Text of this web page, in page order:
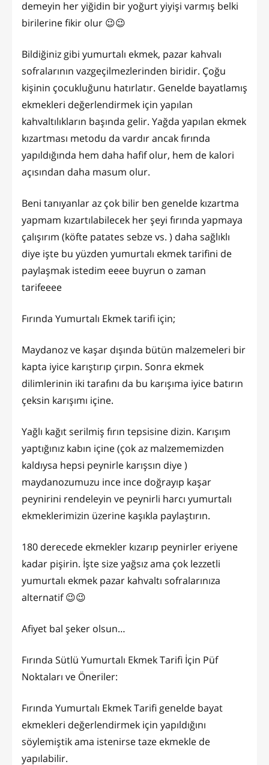
demeyin her yiğidin bir yoğurt yiyişi varmış belki
birilerine fikir olur 😉😉
Bildiğiniz gibi yumurtalı ekmek, pazar kahvalı
sofralarının vazgeçilmezlerinden biridir. Çoğu
kişinin çocukluğunu hatırlatır. Genelde bayatlamış
ekmekleri değerlendirmek için yapılan
kahvaltılıkların başında gelir. Yağda yapılan ekmek
kızartması metodu da vardır ancak fırında
yapıldığında hem daha hafif olur, hem de kalori
açısından daha masum olur.
Beni tanıyanlar az çok bilir ben genelde kızartma
yapmam kızartılabilecek her şeyi fırında yapmaya
çalışırım (köfte patates sebze vs. ) daha sağlıklı
diye işte bu yüzden yumurtalı ekmek tarifini de
paylaşmak istedim eeee buyrun o zaman
tarifeeee
Fırında Yumurtalı Ekmek tarifi için;
Maydanoz ve kaşar dışında bütün malzemeleri bir
kapta iyice karıştırıp çırpın. Sonra ekmek
dilimlerinin iki tarafını da bu karışıma iyice batırın
çeksin karışımı içine.
Yağlı kağıt serilmiş fırın tepsisine dizin. Karışım
yaptığınız kabın içine (çok az malzememizden
kaldıysa hepsi peynirle karışsın diye )
maydanozumuzu ince ince doğrayıp kaşar
peynirini rendeleyin ve peynirli harcı yumurtalı
ekmeklerimizin üzerine kaşıkla paylaştırın.
180 derecede ekmekler kızarıp peynirler eriyene
kadar pişirin. İşte size yağsız ama çok lezzetli
yumurtalı ekmek pazar kahvaltı sofralarınıza
alternatif 😉😉
Afiyet bal şeker olsun…
Fırında Sütlü Yumurtalı Ekmek Tarifi İçin Püf
Noktaları ve Öneriler:
Fırında Yumurtalı Ekmek Tarifi genelde bayat
ekmekleri değerlendirmek için yapıldığını
söylemiştik ama istenirse taze ekmekle de
yapılabilir.